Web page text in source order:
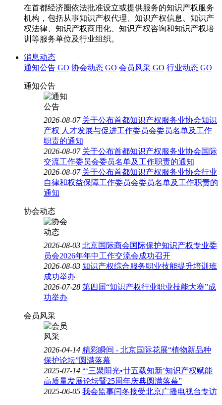
在首都经济圈依法批准设立或提供服务的知识产权服务
机构，包括从事知识产权代理、知识产权信息、知识产
权法律、知识产权商用化、知识产权咨询和知识产权培
训等服务单位及行业组织。
消息动态
通知公告 GO 协会动态 GO 会员风采 GO 行业动态 GO
通知公告
2026-08-07 关于公布首都知识产权服务业协会知识
产权 人才发展与促进工作委员会委员名单及工作
职责的通知
2026-08-07 关于公布首都知识产权服务业协会国际
交流工作委员会委员名单及工作职责的通知
2026-08-07 关于公布首都知识产权服务业协会行业
自律和权益保障工作委员会委员名单及工作职责的
通知
协会动态
2026-08-03 北京国际商会国际保护知识产权专业委
员会2026年年中工作交流会成功召开
2026-08-03 知识产权综合服务职业技能提升培训班
成功举办
2026-07-28 第四届“知识产权行业职业技能大赛”成
功举办
会员风采
2026-04-14 精彩瞬间 - 北京国际花展“植物新品种
保护论坛”圆满落幕
2025-07-14 “‘三聚阳光•廿五载知新’知识产权赋能
高质量发展论坛暨25周年庆典圆满落幕”
2025-06-05 我会监事闫冬接受北京广播电视台专访